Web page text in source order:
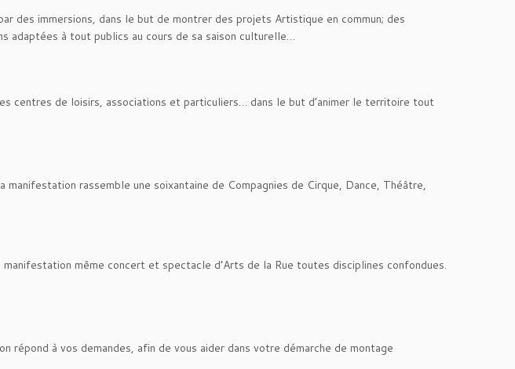
des immersions, dans le but de montrer des projets Artistique en commun; des
adaptées à tout publics au cours de sa saison culturelle…
centres de loisirs, associations et particuliers… dans le but d’animer le territoire tout
rassemble une soixantaine de Compagnies de Cirque, Dance, Théâtre,
même concert et spectacle d’Arts de la Rue toutes disciplines confondues.
à vos demandes, afin de vous aider dans votre démarche de montage